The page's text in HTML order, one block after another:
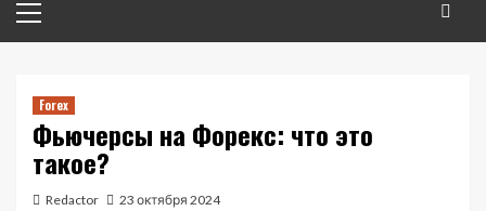
меню
Forex
Фьючерсы на Форекс: что это
такое?
Redactor 23 октября 2024